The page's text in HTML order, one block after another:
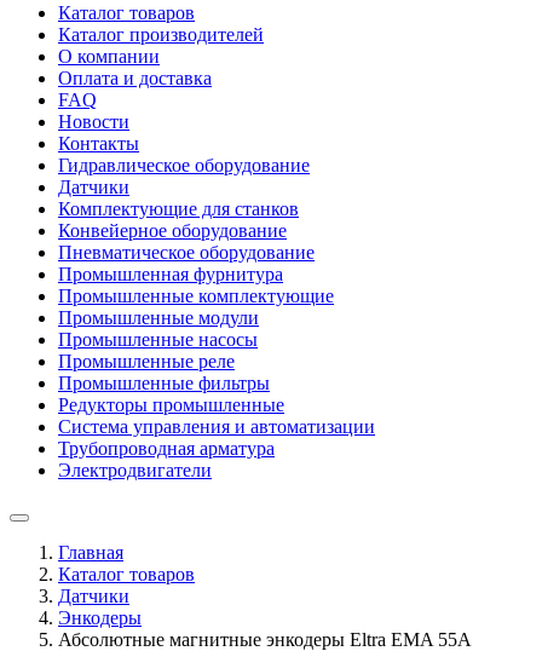
Каталог товаров
Каталог производителей
О компании
Оплата и доставка
FAQ
Новости
Контакты
Гидравлическое оборудование
Датчики
Комплектующие для станков
Конвейерное оборудование
Пневматическое оборудование
Промышленная фурнитура
Промышленные комплектующие
Промышленные модули
Промышленные насосы
Промышленные реле
Промышленные фильтры
Редукторы промышленные
Система управления и автоматизации
Трубопроводная арматура
Электродвигатели
Главная
Каталог товаров
Датчики
Энкодеры
Абсолютные магнитные энкодеры Eltra EMA 55A